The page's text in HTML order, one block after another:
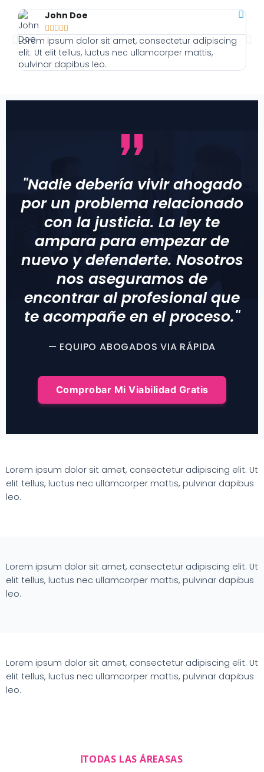
John Doe

Lorem ipsum dolor sit amet, consectetur adipiscing
elit. Ut elit tellus, luctus nec ullamcorper mattis,
pulvinar dapibus leo.
"Nadie debería vivir ahogado
por un problema relacionado
con la justicia. La ley te
ampara para empezar de
nuevo y defenderte. Nosotros
nos aseguramos de
encontrar al profesional que
te acompañe en el proceso."
— EQUIPO ABOGADOS VIA RÁPIDA
Comprobar Mi Viabilidad Gratis
Lorem ipsum dolor sit amet, consectetur adipiscing elit. Ut
elit tellus, luctus nec ullamcorper mattis, pulvinar dapibus
leo.
Lorem ipsum dolor sit amet, consectetur adipiscing elit. Ut
elit tellus, luctus nec ullamcorper mattis, pulvinar dapibus
leo.
Lorem ipsum dolor sit amet, consectetur adipiscing elit. Ut
elit tellus, luctus nec ullamcorper mattis, pulvinar dapibus
leo.
TODAS LAS ÁREASAS